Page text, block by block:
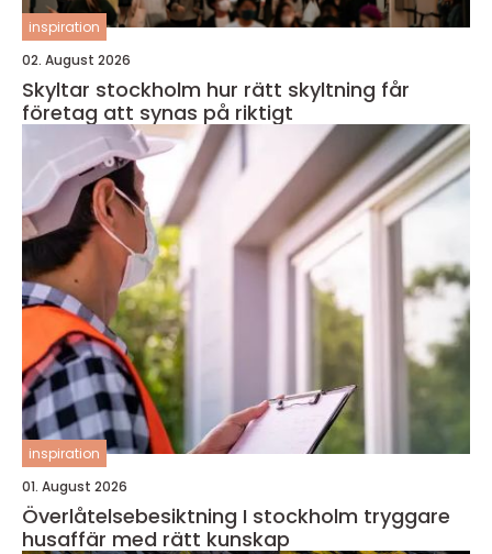
inspiration
02. August 2026
Skyltar stockholm hur rätt skyltning får
företag att synas på riktigt
inspiration
01. August 2026
Överlåtelsebesiktning I stockholm tryggare
husaffär med rätt kunskap